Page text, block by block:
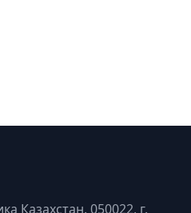
Казахстан. 050022, г.